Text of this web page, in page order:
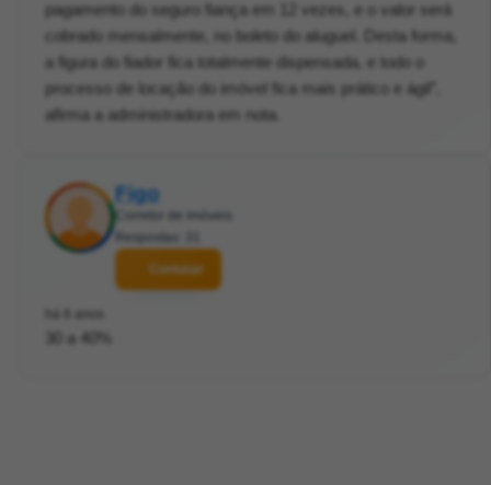
pagamento do seguro fiança em 12 vezes, e o valor será
cobrado mensalmente, no boleto do aluguel. Desta forma,
a figura do fiador fica totalmente dispensada, e todo o
processo de locação do imóvel fica mais prático e ágil”,
afirma a administradora em nota.
Figo
Corretor de imóveis
Respostas: 31
Contatar
há 6 anos
30 a 40%